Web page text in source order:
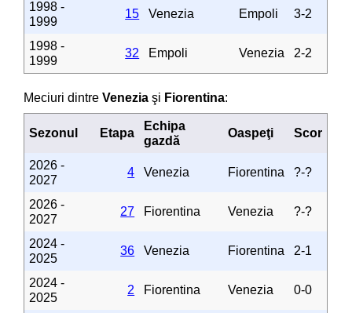
1998 -
1999
15 Venezia Empoli 3-2
1998 -
1999
32 Empoli Venezia 2-2
Meciuri dintreVenezia şi Fiorentina:
Sezonul Etapa
Echipa
gazdă
Oaspeţi Scor
2026 -
2027
4 Venezia Fiorentina ?-?
2026 -
2027
27 Fiorentina Venezia ?-?
2024 -
2025
36 Venezia Fiorentina 2-1
2024 -
2025
2 Fiorentina Venezia 0-0